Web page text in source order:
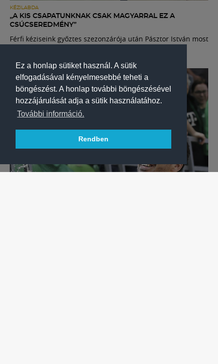
Ez a honlap sütiket használ. A sütik
elfogadásával kényelmesebbé teheti a
böngészést. A honlap további böngészésével
hozzájárulását adja a sütik használatához.
További információ.
Rendben
KÉZILABDA
„A KIS CSAPATUNKNAK CSAK MAGYARRAL EZ A
CSÚCSEREDMÉNY”
Férfi kéziseink győztes szezonzárója után Pásztor István most